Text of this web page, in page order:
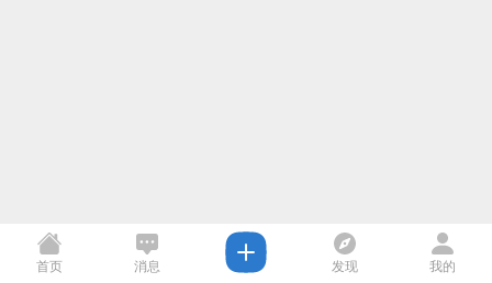
首页 消息 发现 我的